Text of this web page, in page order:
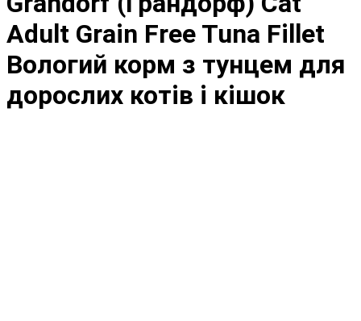
Adult Grain Free Tuna Fillet
Вологий корм з тунцем для
дорослих котів і кішок